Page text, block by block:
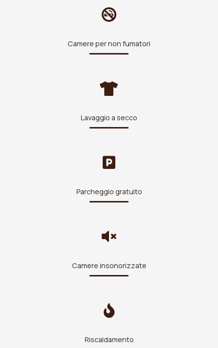
Camere per non fumatori
Lavaggio a secco
Parcheggio gratuito
Camere insonorizzate
Riscaldamento